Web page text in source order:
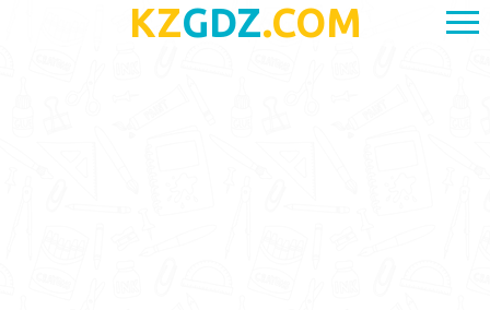
KZGDZ.COM